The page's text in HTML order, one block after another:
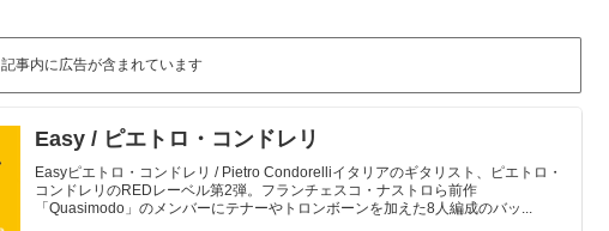
記事内に広告が含まれています
Easy / ピエトロ・コンドレリ
Easyピエトロ・コンドレリ / Pietro Condorelliイタリアのギタリスト、ピエトロ・
コンドレリのREDレーベル第2弾。フランチェスコ・ナストロら前作
「Quasimodo」のメンバーにテナーやトロンボーンを加えた8人編成のバッ...